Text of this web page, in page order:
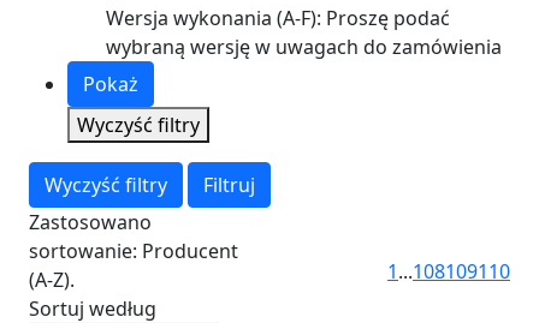
Wersja wykonania (A-F): Proszę podać
wybraną wersję w uwagach do zamówienia
Pokaż
Wyczyść filtry
Wyczyść filtry
Filtruj
Zastosowano
sortowanie: Producent
(A-Z).
Sortuj według
1...108109110